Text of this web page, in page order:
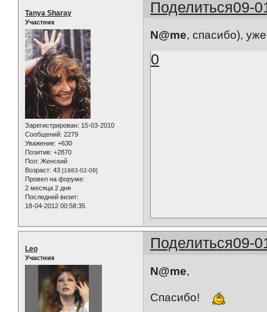
Поделиться09-
Tanya Sharay
Участник
Зарегистрирован: 15-03-2010
Сообщений: 2279
Уважение: +630
Позитив: +2870
Пол: Женский
Возраст: 43 [1983-02-09]
Провел на форуме:
2 месяца 2 дня
Последний визит:
18-04-2012 00:58:35
N@me, спасибо),
0
Поделиться09-
Leo
Участник
N@me,
Спасибо!